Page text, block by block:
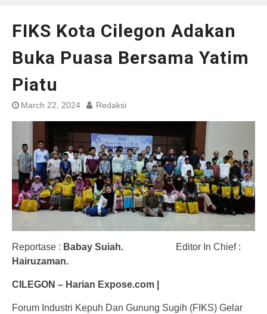
FIKS Kota Cilegon Adakan
Buka Puasa Bersama Yatim
Piatu
March 22, 2024 Redaksi
Reportase : Babay Suiah. Editor In Chief :
Hairuzaman.
CILEGON – Harian Expose.com |
Forum Industri Kepuh Dan Gunung Sugih (FIKS) Gelar